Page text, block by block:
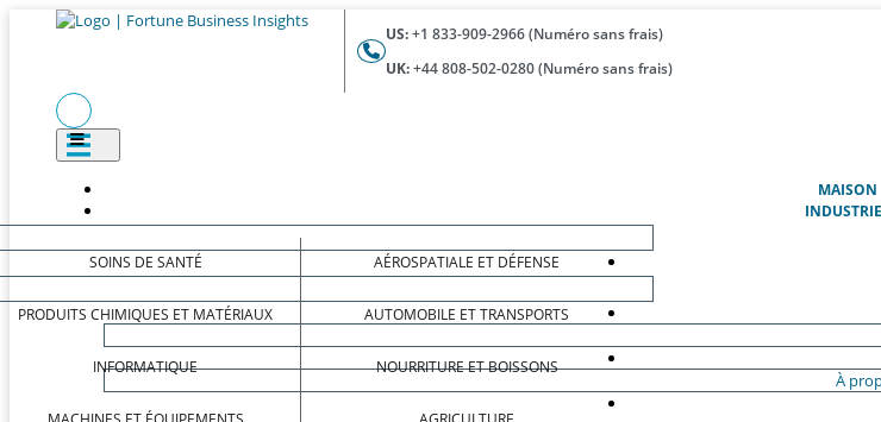
US:+1 833-909-2966 (Numéro sans frais)
UK:+44 808-502-0280 (Numéro sans frais)
MAISON
SOINS DE SANTÉ
PRODUITS CHIMIQUES ET MATÉRIAUX
INFORMATIQUE
AÉROSPATIALE ET DÉFENSE
AUTOMOBILE ET TRANSPORTS
NOURRITURE ET BOISSONS
À